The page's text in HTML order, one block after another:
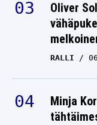
Oliver
RALLI
Minja